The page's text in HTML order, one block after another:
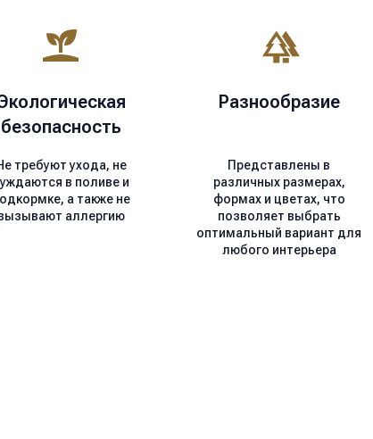
безопасность
требуют ухода, не
в поливе и
а также не
аллергию
Разнообразие
Представлены в
различных размерах,
формах и цветах, что
позволяет выбрать
оптимальный вариант для
любого интерьера